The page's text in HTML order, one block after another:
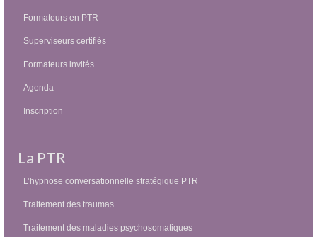
Formateurs en PTR
Superviseurs certifiés
Formateurs invités
Agenda
Inscription
La PTR
L’hypnose conversationnelle stratégique PTR
Traitement des traumas
Traitement des maladies psychosomatiques